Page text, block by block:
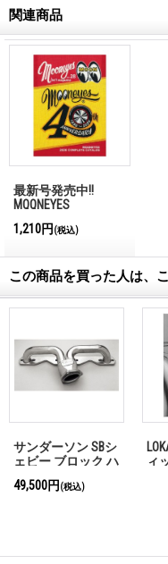
関連商品
最新号発売中!!
MQQNEYES
Magazine No.28 2026
1,210円 (税込)
この商品を買った人は、
サンダーソン SBシ
ェビー ブロック ハ
ィド
49,500円 (税込)
ィ